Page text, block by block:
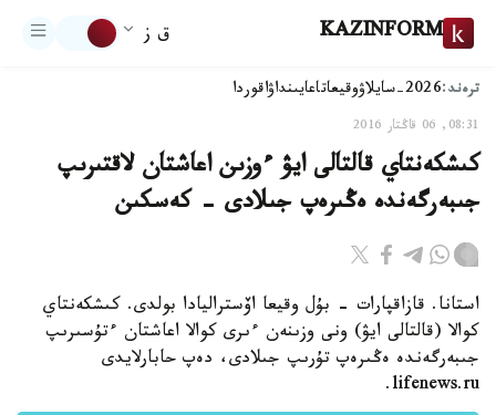
KAZINFORM ق ز
ترەند:2026-سايلاۋ وقيعاتاعايىنداۋاقوردا
08:31, 06 قاڭتار 2016
كىشكەنتاي قالتالى ايۋ ءوزىن اعاشتان لاقتىرىپ
جىبەرگەندە ەڭىرەپ جىلادى - كەسكىن
استانا. قازاقپارات - بۇل وقيعا اۆستراليادا بولدى. كىشكەنتاي
كوالا (قالتالى ايۋ) ونى وزىنەن ءىرى كوالا اعاشتان ءتۇسىرىپ
جىبەرگەندە ەڭىرەپ تۇرىپ جىلادى، دەپ حابارلايدى
lifenews.ru.